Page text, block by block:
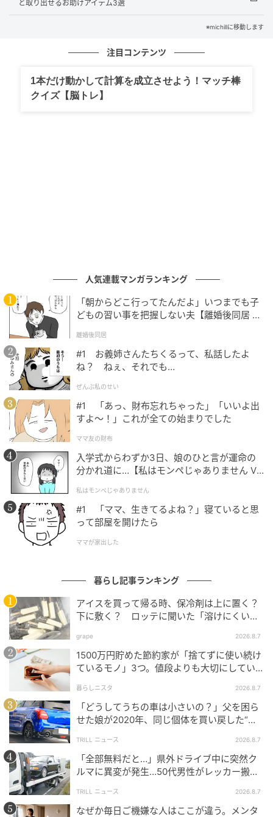
ね。 ただ、防虫剤は地味に高いのがネック…。
michill
防虫剤ってどうしても見た目がイマイチなものが多い
ですが、これは可愛らしいくま型のデザイン♡クロー
ゼットや引き出しの中を少し楽しく演出できます。
また、本体が紙製なので、使用後はプラスチック製品
に比べて罪悪感なく捨てられるのが大きなメリット。
自治体ごとの複雑な分別ルールを気にしすぎる必要が
michill
有効期間は約60日間と長持ちしてくれるのも嬉しいポ
イント！
と取り出せるお助けアイテム3選
※michillに移動します
注目コンテンツ
1本だけ動かして計算を成立させよう！マッチ棒
クイズ【脳トレ】
人気連載マンガランキング
「朝からどこ行ってたんだよ」いつまでも子
どもの習い事を把握しない夫【離婚後同居 Vo
離婚後同居
#1 お義姉さんたちくるって、私話したよ
ね？ ねぇ、それでも…
ぜんぶ私のせい
#1 「あっ、財布忘れちゃった」「いいよ出
すよ〜！」これが全ての始まりでした
ママ友の財布
入学式からわずか3日、娘のひと言が運命の
分かれ道に…【私はモンペじゃありません Vo
私はモンペじゃありません
#1 「ママ、生きてるよね？」寝ていると思
って部屋を開けたら
ママが家出した
暮らし記事ランキング
アイスを買って帰る時、保冷剤は上に置く？
下に敷く？ ロッテに聞いた「溶けにくい持
grape 2026.8.7
1500万円貯めた節約家が「捨てずに使い続け
ているモノ」3つ。値段よりも大切にしてい
暮らしニスタ 2026.8.7
「どうしてうちの車は小さいの？」父を困ら
せた娘が2020年、同じ個体を買い戻した“意
TRILL ニュース 2026.8.7
「全部無料だと…」県外ドライブ中に突然ク
ルマに異変が発生…50代男性がレッカー搬送
TRILL ニュース 2026.8.7
なぜか毎日ご機嫌な人はここが違う。メンタ